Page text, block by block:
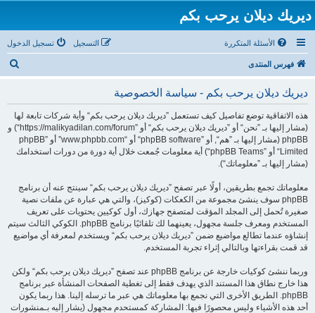
ديريك ديلان يرحب بكم
الأسئلة المتكررة تسجيل الدخول التسجيل
فهرس المنتدى
ديريك ديلان يرحب بكم - سياسة الخصوصية
هذه الاتفاقية توضع تفاصيل كيف تستعمل ”ديريك ديلان يرحب بكم“ وأية شركات تابعة لها
(مشار إليها بـ ”نحن“ أو ”ديريك ديلان يرحب بكم“ أو ”https://malikyadilan.com/forum“) و
phpBB (مشار إليها بـ ”هم“, أو ”phpBB software“ أو “www.phpbb.com” أو ”phpBB
Limited“ أو ”phpBB Teams“) أية معلومات جُمعت خلال أية دورة من دورات استخدامك
(مشار إليها بـ ”معلوماتك“).
معلوماتك تجمع بطريقين، أولًا عبر تصفح ”ديريك ديلان يرحب بكم“ سينتج عنه أن برنامج
phpBB سوف ينشئ مجموعة من الكعكات (كوكيز)، والتي هي عبارة عن ملفات نصية
صغيرة تُحمل إلى المجلد المؤقت لمتصفح جهازك، أول كوكيين يحتويات على تعريف
المستخدم ومعرف جلسة مجهول، يعينهما لك تلقائيًا برنامج phpBB. الكوكي الثالث سيتم
إنشاؤه عندما تطالع مواضيع ضمن ”ديريك ديلان يرحب بكم“ ويستخدم لمعرفة أي مواضيع
قد قمت بقراءتها وبالتالي إثراء تجربة المستخدم.
وربما ننشئ كوكيات خارجة عن برنامج phpBB عند تصفح ”ديريك ديلان يرحب بكم“ ولكن
هذا خارج نطاق هذا المستند الذي يهدف فقط إلى تغطية الصفحات المنشأة عبر برنامج
phpBB. الطريق الأخرى التي نجمع بها معلوماتك هي عبر ما ترسله إلينا. هذا ربما يكون
أحد هذه الأشياء وليس محصورًا فيها: المشاركة كمستحدم مجهول (يشار إليه بـمنشورات